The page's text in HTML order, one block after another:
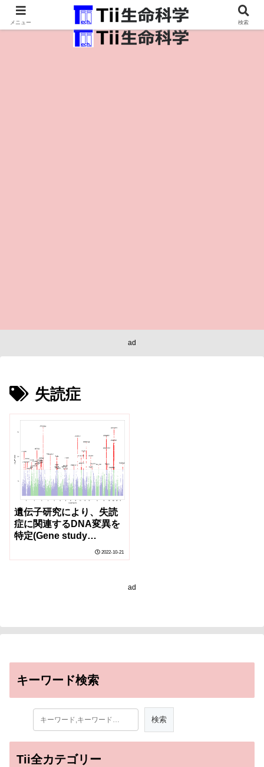
医療保健・生命・生物の情報インフラ。
ad
失読症
遺伝子研究により、失読
症に関連するDNA変異を
特定(Gene study
identifies DNA variants
linked to dyslexia)
2022-10-21
ad
キーワード検索
Tii全カテゴリー
メニュー 検索